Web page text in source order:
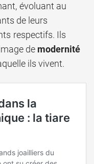
évoluant au
de leurs
respectifs. Ils
de modernité
ils vivent.